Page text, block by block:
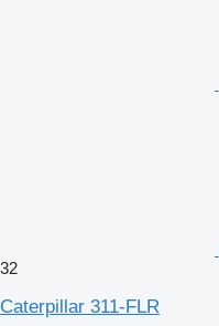
32
Caterpillar 311-FLR